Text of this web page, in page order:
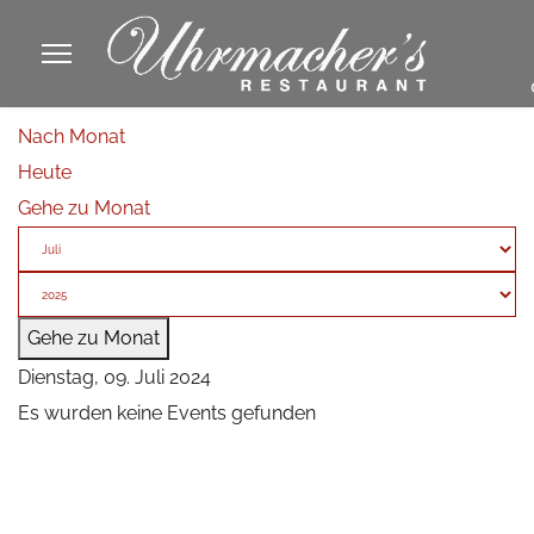
Nach Monat
Heute
Gehe zu Monat
Gehe zu Monat
Dienstag, 09. Juli 2024
Es wurden keine Events gefunden